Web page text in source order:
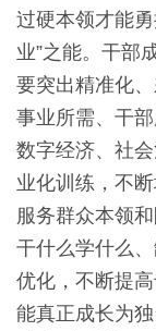
过硬本领才能
业”之能。干部
要突出精准化
事业所需、干
数字经济、社
业化训练，不
服务群众本领
干什么学什么
优化，不断提
能真正成长为